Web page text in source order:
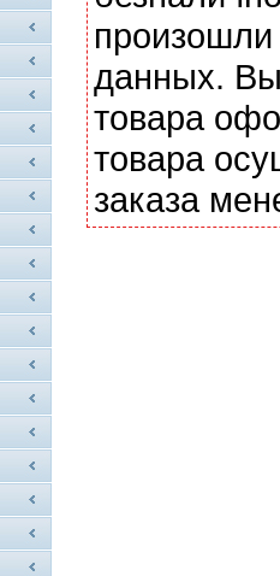
данных. Вы
товара
товара
заказа